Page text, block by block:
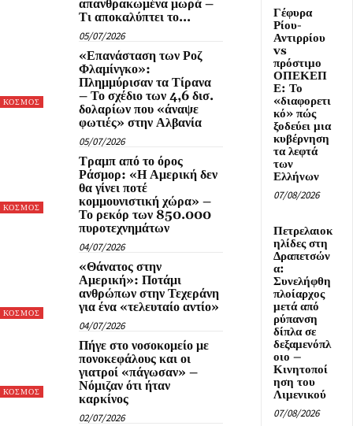
απανθρακωμένα μωρά –
Τι αποκαλύπτει το...
05/07/2026
ΚΟΣΜΟΣ
«Επανάσταση των Ροζ
Φλαμίνγκο»:
Πλημμύρισαν τα Τίρανα
– Το σχέδιο των 4,6 δισ.
δολαρίων που «άναψε
φωτιές» στην Αλβανία
05/07/2026
ΚΟΣΜΟΣ
Τραμπ από το όρος
Ράσμορ: «Η Αμερική δεν
θα γίνει ποτέ
κομμουνιστική χώρα» –
Το ρεκόρ των 850.000
πυροτεχνημάτων
04/07/2026
ΚΟΣΜΟΣ
«Θάνατος στην
Αμερική»: Ποτάμι
ανθρώπων στην Τεχεράνη
για ένα «τελευταίο αντίο»
04/07/2026
ΚΟΣΜΟΣ
Πήγε στο νοσοκομείο με
πονοκεφάλους και οι
γιατροί «πάγωσαν» –
Νόμιζαν ότι ήταν
καρκίνος
02/07/2026
Γέφυρα
Ρίου-
Αντιρρίου
vs
πρόστιμο
ΟΠΕΚΕΠ
Ε: Το
«διαφορετι
κό» πώς
ξοδεύει μια
κυβέρνηση
τα λεφτά
των
Ελλήνων
07/08/2026
Πετρελαιοκ
ηλίδες στη
Δραπετσών
α:
Συνελήφθη
πλοίαρχος
μετά από
ρύπανση
δίπλα σε
δεξαμενόπλ
οιο –
Κινητοποί
ηση του
Λιμενικού
07/08/2026